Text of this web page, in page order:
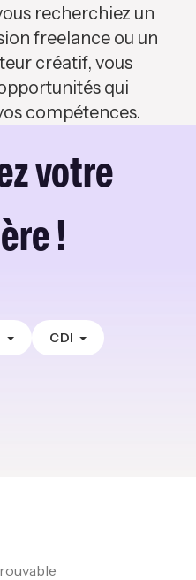
recherchiez un
freelance ou un
créatif, vous
qui
compétences.
votre
!
CDI